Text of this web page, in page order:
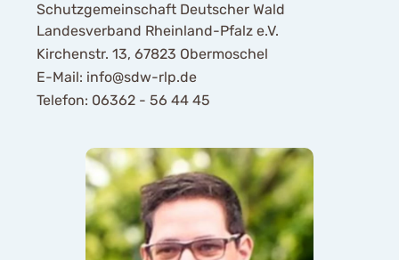
Schutzgemeinschaft Deutscher Wald
Landesverband Rheinland-Pfalz e.V.
Kirchenstr. 13, 67823 Obermoschel
E-Mail: info@sdw-rlp.de
Telefon: 06362 - 56 44 45